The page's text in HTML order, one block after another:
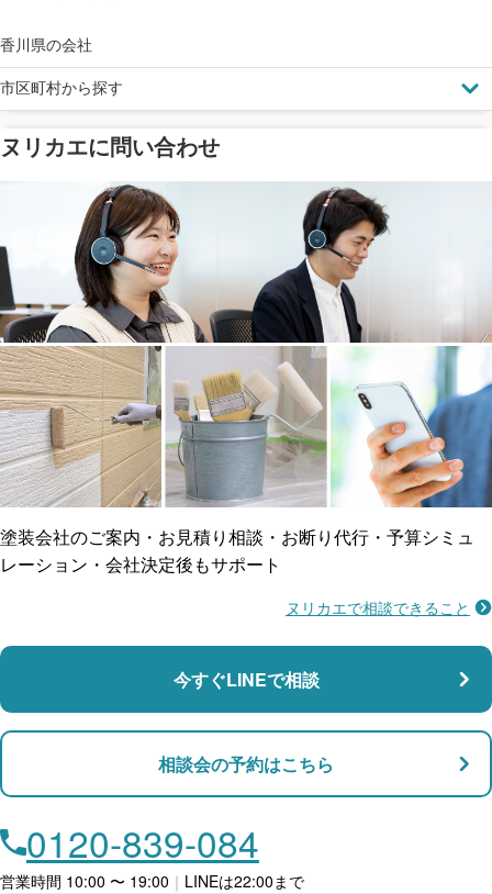
塗料の​品質を​保証
メーカー保証
工事保険
ご近所トラブルに
賠償保険
瑕疵保険
支払い対応
ローン利用
見えにくい屋根も安心
ドローン診断
省エネ効果
断熱・遮熱塗料対応
雨漏り修繕
防水工事
マンション・アパート対応
店舗・事務所対応
香川県の会社
市区町村から探す
ヌリカエに問い合わせ
塗装会社のご案内・お見積り相談・お断り代行・予算シミュ
レーション・会社決定後もサポート
ヌリカエで相談できること
今すぐLINEで相談
相談会の予約はこちら
0120-839-084
営業時間 10:00 〜 19:00 ｜ LINEは22:00まで